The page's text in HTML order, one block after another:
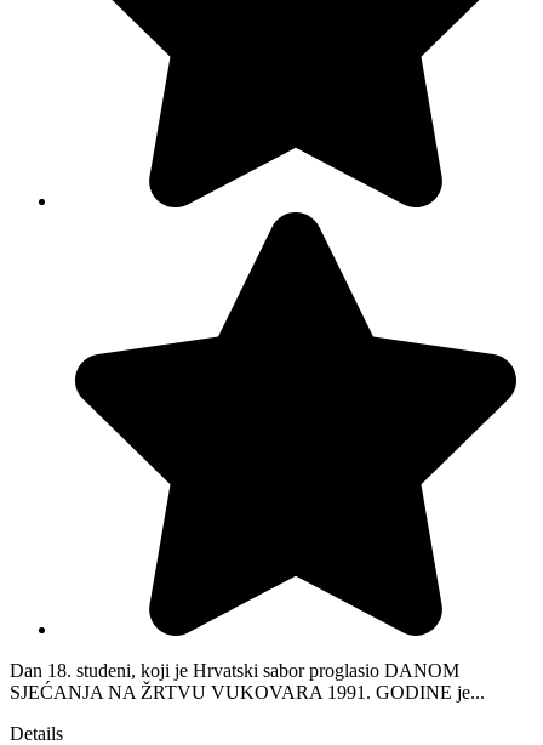
Dan 18. studeni, koji je Hrvatski sabor proglasio DANOM
SJEĆANJA NA ŽRTVU VUKOVARA 1991. GODINE je...
Details